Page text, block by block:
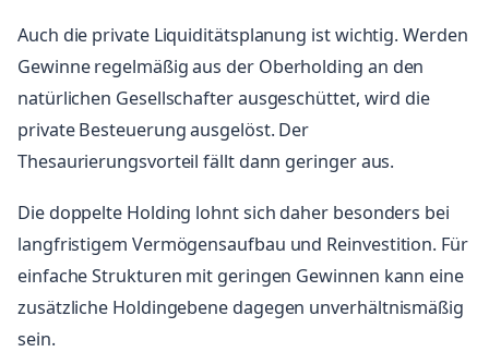
Auch die private Liquiditätsplanung ist wichtig. Werden
Gewinne regelmäßig aus der Oberholding an den
natürlichen Gesellschafter ausgeschüttet, wird die
private Besteuerung ausgelöst. Der
Thesaurierungsvorteil fällt dann geringer aus.
Die doppelte Holding lohnt sich daher besonders bei
langfristigem Vermögensaufbau und Reinvestition. Für
einfache Strukturen mit geringen Gewinnen kann eine
zusätzliche Holdingebene dagegen unverhältnismäßig
sein.